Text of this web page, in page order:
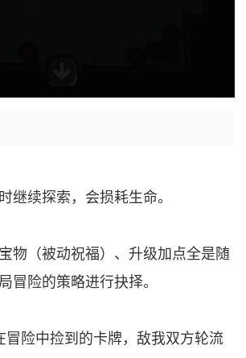
继续探索，会损耗生命。
物（被动祝福）、升级加点全是随
冒险的策略进行抉择。
冒险中捡到的卡牌，敌我双方轮流